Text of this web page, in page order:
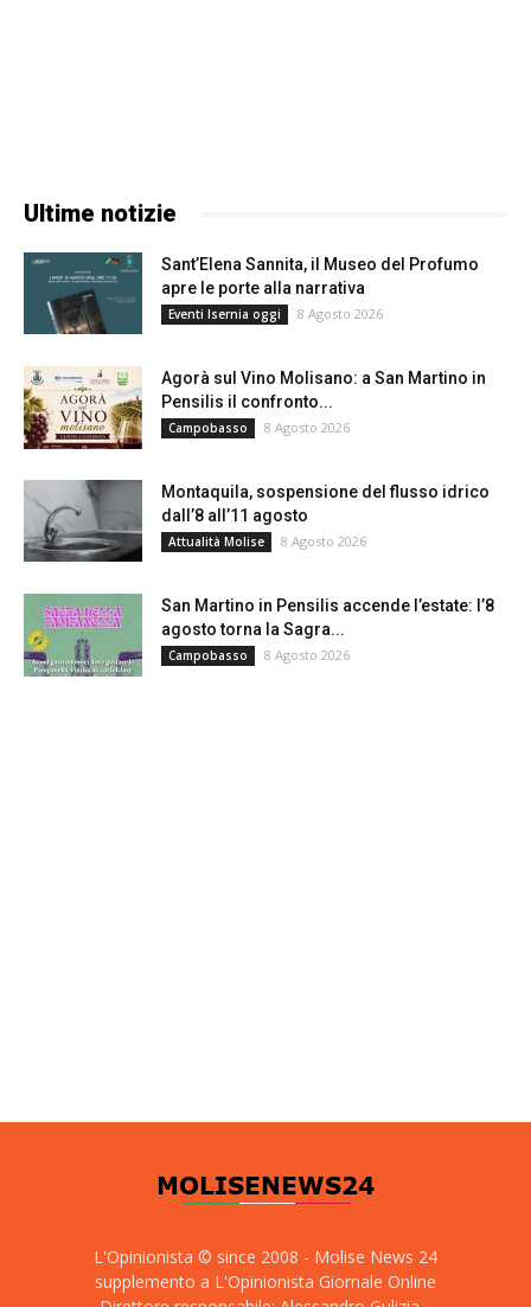
Ultime notizie
Sant’Elena Sannita, il Museo del Profumo
apre le porte alla narrativa
Eventi Isernia oggi 8 Agosto 2026
Agorà sul Vino Molisano: a San Martino in
Pensilis il confronto...
Campobasso 8 Agosto 2026
Montaquila, sospensione del flusso idrico
dall’8 all’11 agosto
Attualità Molise 8 Agosto 2026
San Martino in Pensilis accende l’estate: l’8
agosto torna la Sagra...
Campobasso 8 Agosto 2026
L'Opinionista © since 2008 - Molise News 24
supplemento a L'Opinionista Giornale Online